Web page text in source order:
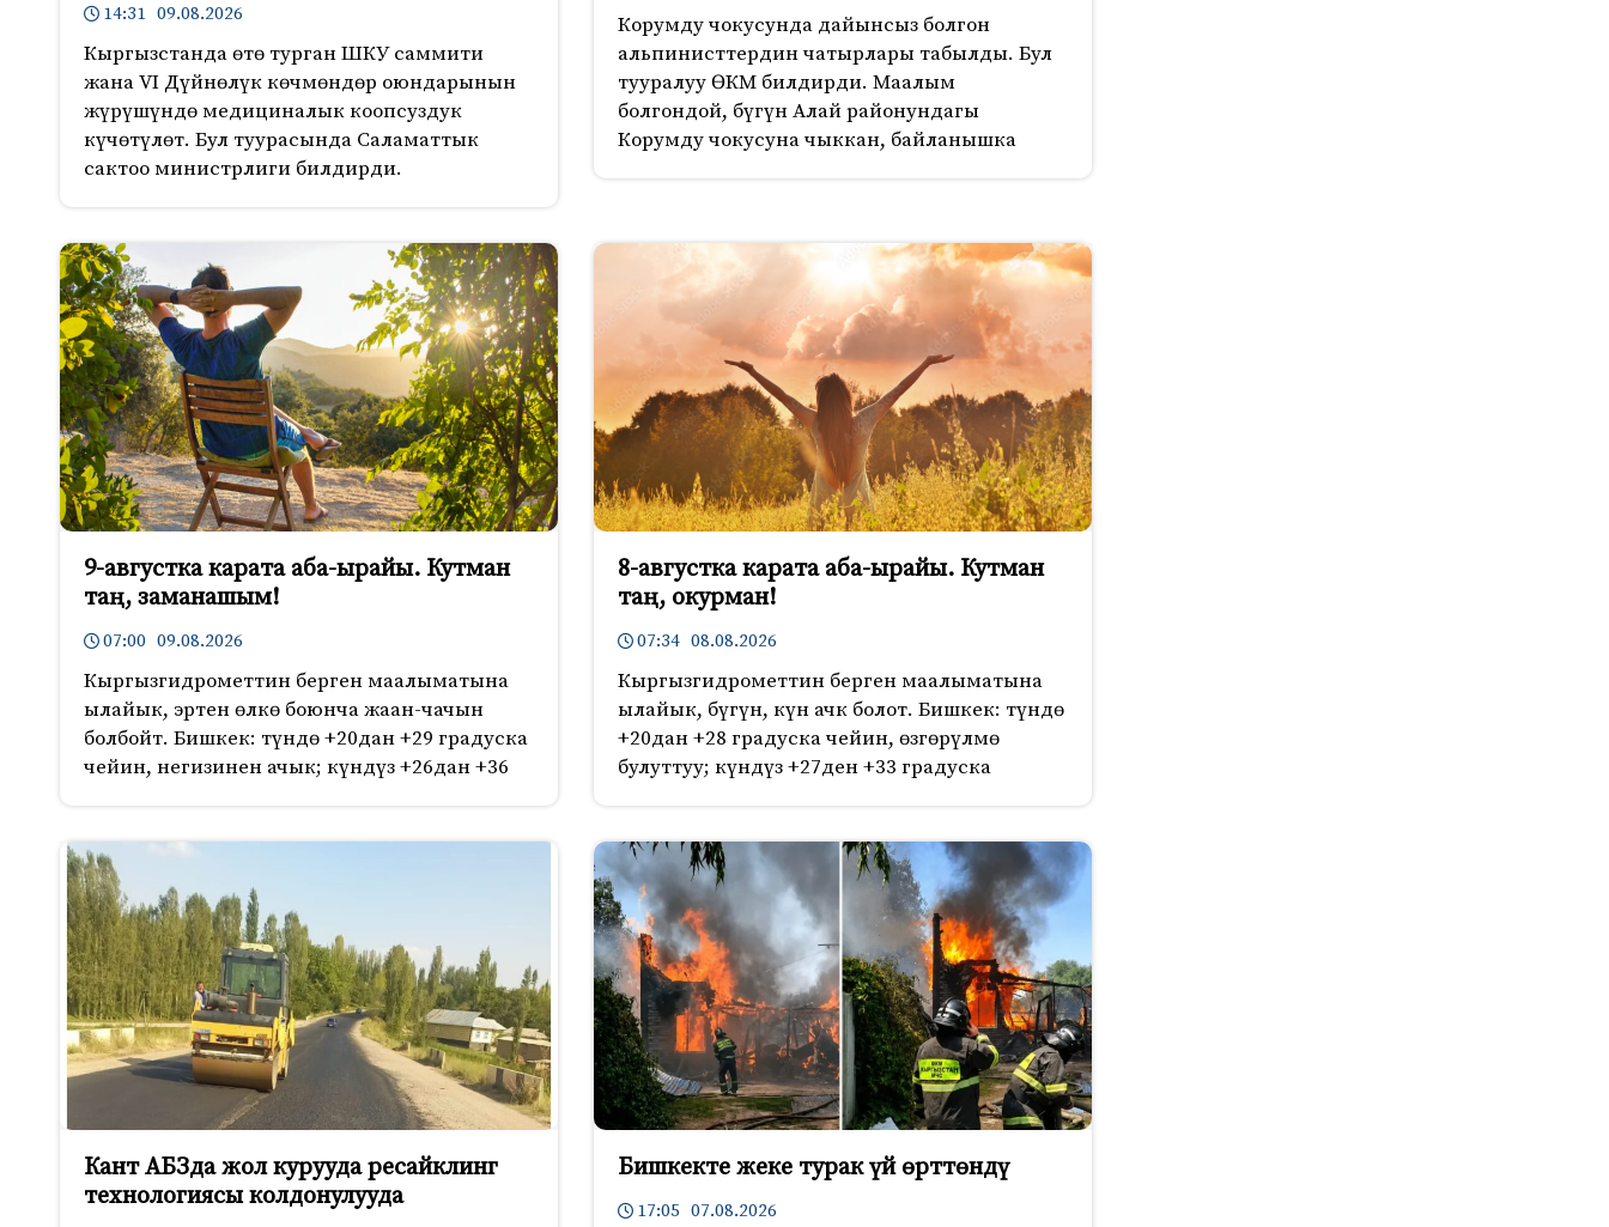
14:31 09.08.2026
Кыргызстанда өтө турган ШКУ саммити
жана VI Дүйнөлүк көчмөндөр оюндарынын
жүрүшүндө медициналык коопсуздук
күчөтүлөт. Бул туурасында Саламаттык
сактоо министрлиги билдирди.
Корумду чокусунда дайынсыз болгон
альпинисттердин чатырлары табылды. Бул
тууралуу ӨКМ билдирди. Маалым
болгондой, бүгүн Алай районундагы
Корумду чокусуна чыккан, байланышка
9-августка карата аба-ырайы. Кутман
таң, заманашым!
07:00 09.08.2026
Кыргызгидрометтин берген маалыматына
ылайык, эртен өлкө боюнча жаан-чачын
болбойт. Бишкек: түндө +20дан +29 градуска
чейин, негизинен ачык; күндүз +26дан +36
8-августка карата аба-ырайы. Кутман
таң, окурман!
07:34 08.08.2026
Кыргызгидрометтин берген маалыматына
ылайык, бүгүн, күн ачк болот. Бишкек: түндө
+20дан +28 градуска чейин, өзгөрүлмө
булуттуу; күндүз +27ден +33 градуска
Кант АБЗда жол курууда ресайклинг
технологиясы колдонулууда
Бишкекте жеке турак үй өрттөндү
17:05 07.08.2026